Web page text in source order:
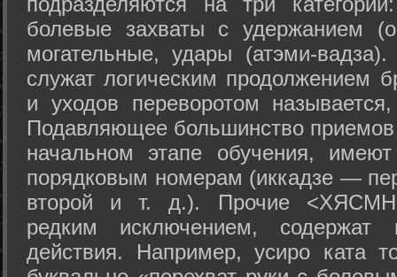
болевые захваты с удержанием
могательные, удары (атэми-
служат логическим продолжением
и уходов переворотом
Подавляющее большинство
начальном этапе обучения,
порядковым номерам (иккадзе —
второй и т. д.). Прочие
редким исключением, содержат
действия. Например, усиро ката